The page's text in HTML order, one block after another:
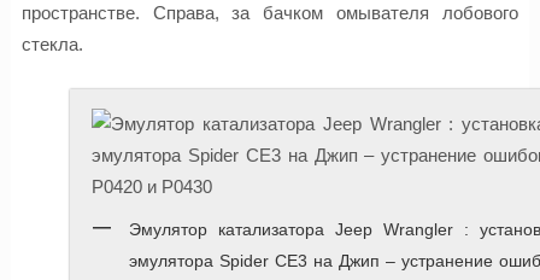
пространстве. Справа, за бачком омывателя лобового
стекла.
Эмулятор катализатора Jeep Wrangler :
эмулятора Spider CE3 на Джип – устранение